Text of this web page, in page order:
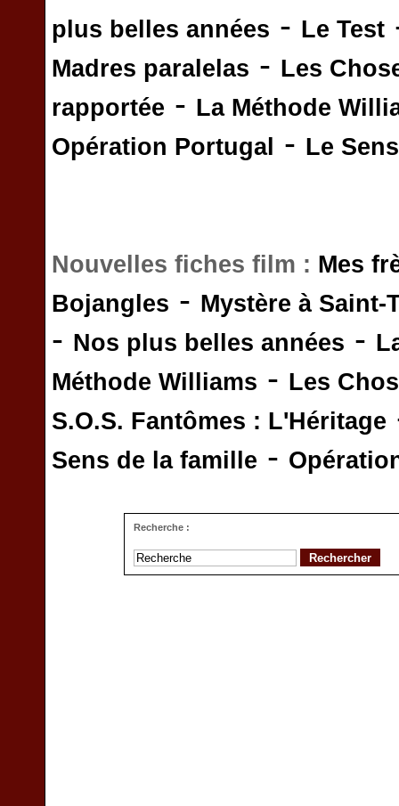
plus belles années - Le Test
Madres paralelas - Les
rapportée - La Méthode
Opération Portugal
- Le
Nouvelles fiches film : Mes
Bojangles - Mystère à Saint-
- Nos plus belles années -
Méthode Williams - Les
S.O.S. Fantômes : L'Héritage
Sens de la famille -
Recherche :